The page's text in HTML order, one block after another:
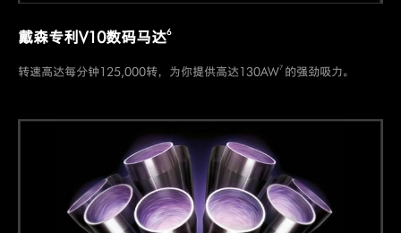
戴森专利V10数码马达6
转速高达每分钟125,000转，为你提供高达130AW7 的强劲吸力。